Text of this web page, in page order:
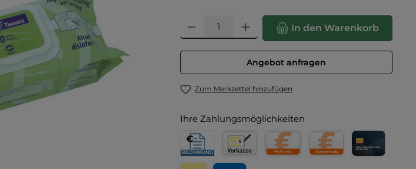
Produkt Anzahl: Gib den gewünschten Wert ein oder
In den Warenkorb
Angebot anfragen
Zum Merkzettel hinzufügen
Ihre Zahlungsmöglichkeiten
Rechnung für Behörden
Vorkasse